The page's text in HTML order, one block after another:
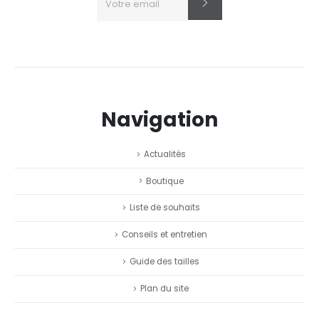
Navigation
Actualités
Boutique
Liste de souhaits
Conseils et entretien
Guide des tailles
Plan du site